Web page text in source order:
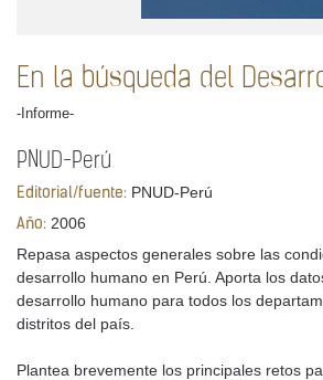
En la búsqueda del
-Informe-
PNUD-Perú
Editorial/fuente: PNUD-Perú
Año: 2006
Repasa aspectos generales sobre las
desarrollo humano en Perú. Aporta los
desarrollo humano para todos los
distritos del país.
Plantea brevemente los principales retos